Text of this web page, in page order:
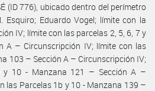
(ID 776), ubicado dentro del perímetro
Esquiro; Eduardo Vogel; límite con la
IV; límite con las parcelas 2, 5, 6, 7 y
A – Circunscripción IV; límite con las
103 – Sección A – Circunscripción IV;
y 10 - Manzana 121 – Sección A –
las Parcelas 1b y 10 - Manzana 139 –